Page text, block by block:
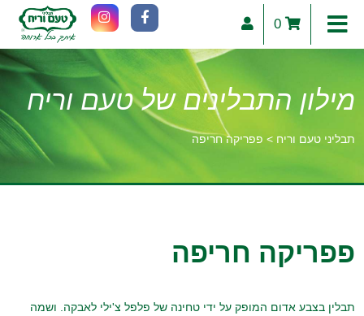
0
מילון התבלינים של טעם וריח
תבליני טעם וריח > פפריקה חריפה
פפריקה חריפה
תבלין בצבע אדום המופק על ידי טחינה של פלפל צ'ילי לאבקה. ושמה